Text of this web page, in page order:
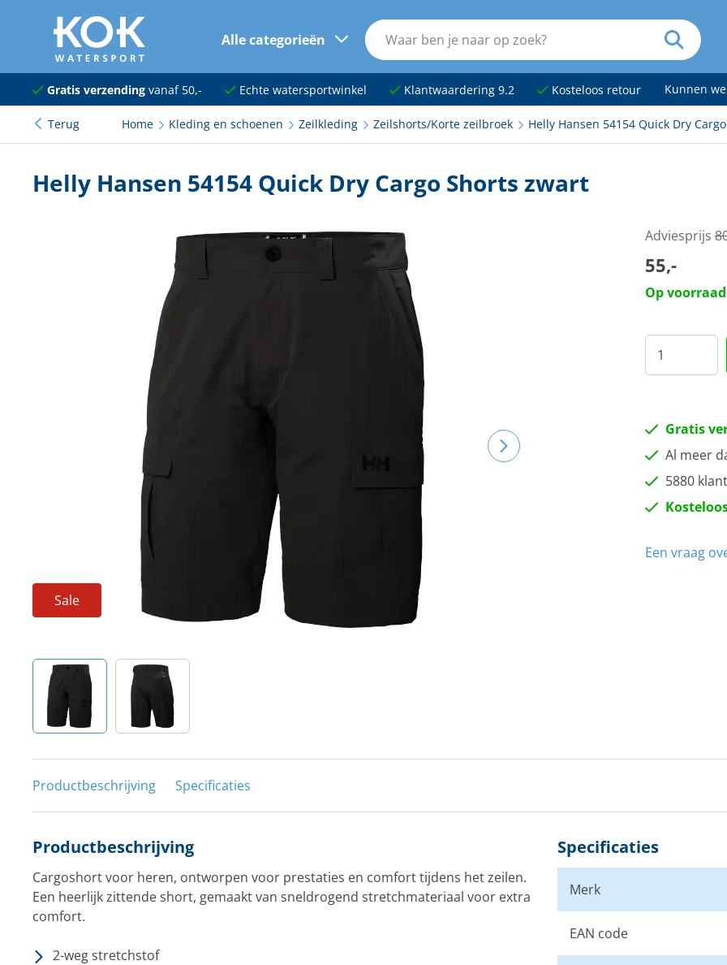
naar hoofdinhoud
Alle categorieën
Navigatie
Dekuitrusting
Onderhoud en verf
Kleding en schoenen
Kajuit en kombuis
Techniek en motor
Boten, toebehoren en fun
Gratis verzendingvanaf 50,- Echte watersportwinkel Klantwaardering 9.2 Kosteloos retour Kunnen
Terug Home Kleding en schoenen Zeilkleding Zeilshorts/Korte zeilbroek Helly Hansen 54154 Quick Dry
Helly Hansen 54154 Quick Dry Cargo Shorts zwart
Sale
Adviesprijs
55,-
Op voorraad
Gratis
Al meer
5880
Een vraag
Productbeschrijving Specificaties
Productbeschrijving
Cargoshort voor heren, ontworpen voor prestaties en comfort tijdens het zeilen.
Een heerlijk zittende short, gemaakt van sneldrogend stretchmateriaal voor extra
comfort.
2-weg stretchstof
Specificaties
Merk
EAN code